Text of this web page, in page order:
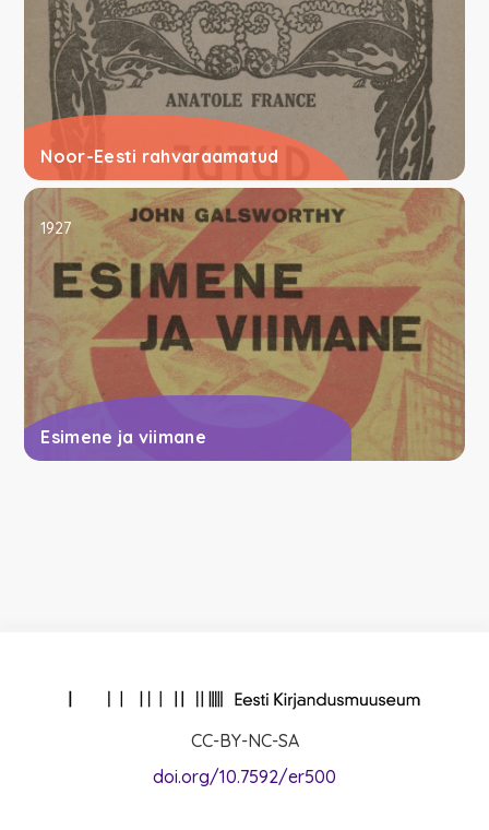
Noor-Eesti rahvaraamatud
Esimene ja viimane
1927
CC-BY-NC-SA
doi.org/10.7592/er500